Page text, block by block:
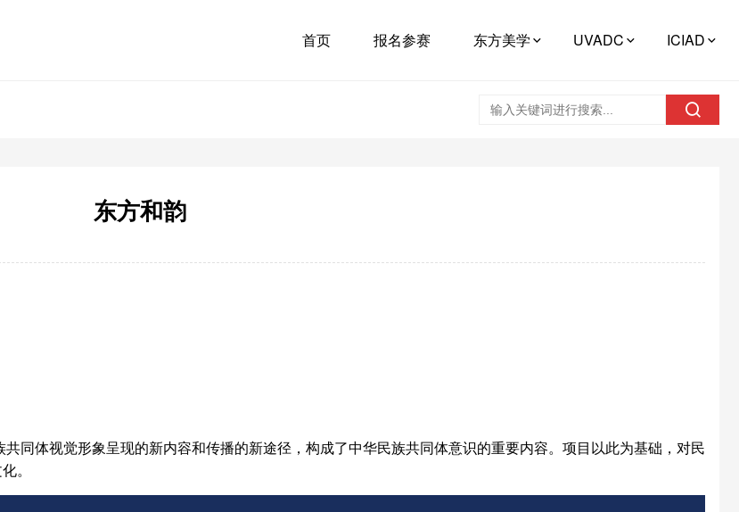
首页 报名参赛 东方美学 UVADC ICIAD
东方和韵
同体视觉形象呈现的新内容和传播的新途径，构成了中华民族共同体意识的重要内容。项目以此为基础，对民
。